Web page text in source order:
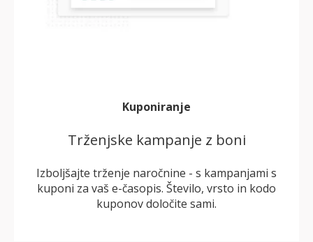
Kuponiranje
Trženjske kampanje z boni
Izboljšajte trženje naročnine - s kampanjami s
kuponi za vaš e-časopis. Število, vrsto in kodo
kuponov določite sami.